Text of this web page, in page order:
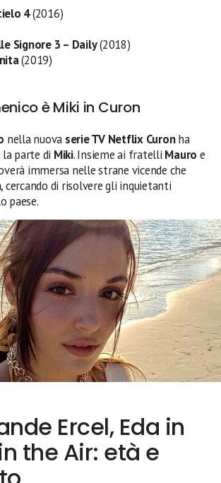
4(2016)
Signore 3 – Daily(2018)
(2019)
è Miki in Curon
nella nuova serie TV Netflix Curonha
parte di Miki. Insieme ai fratelli Mauro e
immersa nelle strane vicende che
, cercando di risolvere gli inquietanti
paese.
Ercel, Eda in
the Air: età e